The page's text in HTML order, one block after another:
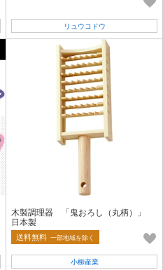
リュウコドウ
木製調理器 「鬼おろし（丸柄）」
日本製
送料無料 一部地域を除く
小柳産業